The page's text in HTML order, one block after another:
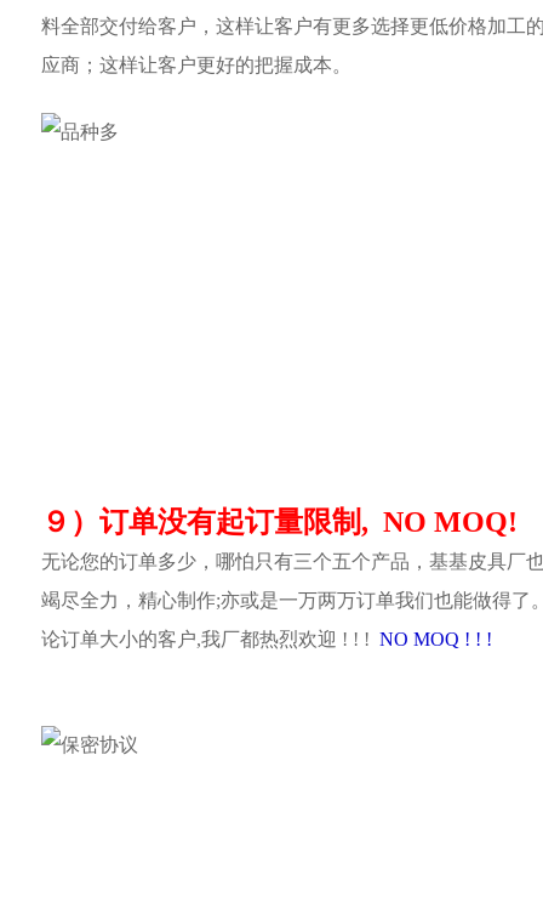
料全部交付给客户，这样让客户有更多选择更低价格加工
应商；这样让客户更好的把握成本。
９）订单没有起订量限制, NO MOQ!
无论您的订单多少，哪怕只有三个五个产品，基基皮具厂
竭尽全力，精心制作;亦或是一万两万订单我们也能做得了
论订单大小的客户,我厂都热烈欢迎 ! ! ! NO MOQ ! ! !